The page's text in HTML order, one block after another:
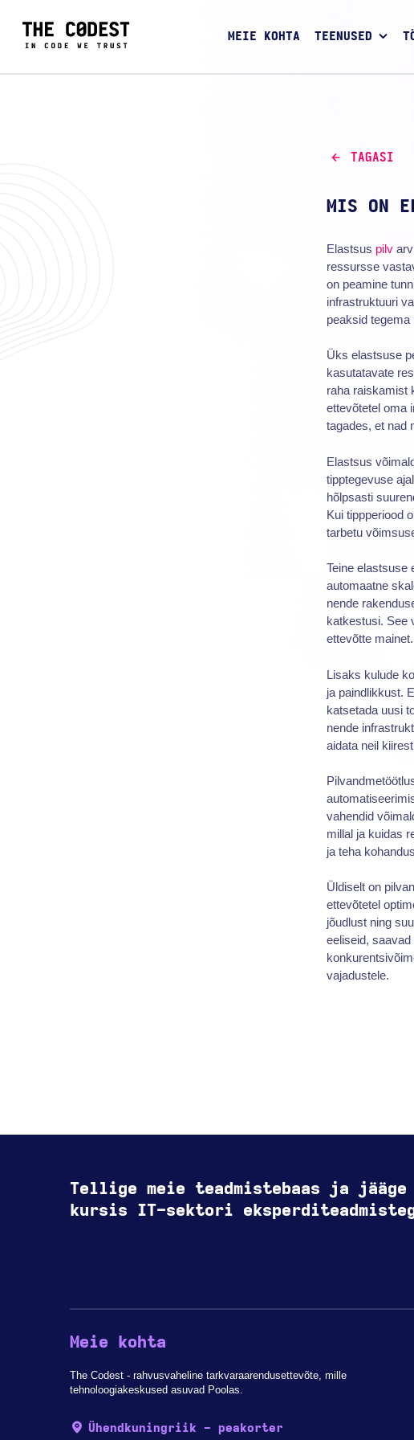
MEIE KOHTA TEENUSED
TAGASI
MIS ON
Elastsus pilv
ressursse
on peamine
infrastruktuuri
peaksid
Üks elastsuse
kasutatavate
raha raiskamist
ettevõtetel oma
tagades, et nad
Elastsus
tipptegevuse
hõlpsasti
Kui tippperiood
tarbetu
Teine elastsuse
automaatne
nende
katkestusi. See
ettevõtte mainet.
Lisaks kulude
ja paindlikkust.
katsetada uusi
nende
aidata neil
vahendid
millal ja kuidas
ja teha
Üldiselt on
ettevõtetel
jõudlust ning
eeliseid,
vajadustele.
Tellige meie teadmistebaas ja jääge
kursis IT-sektori
Meie kohta
The Codest - rahvusvaheline tarkvaraarendusettevõte, mille
tehnoloogiakeskused asuvad Poolas.
Ühendkuningriik - peakorter